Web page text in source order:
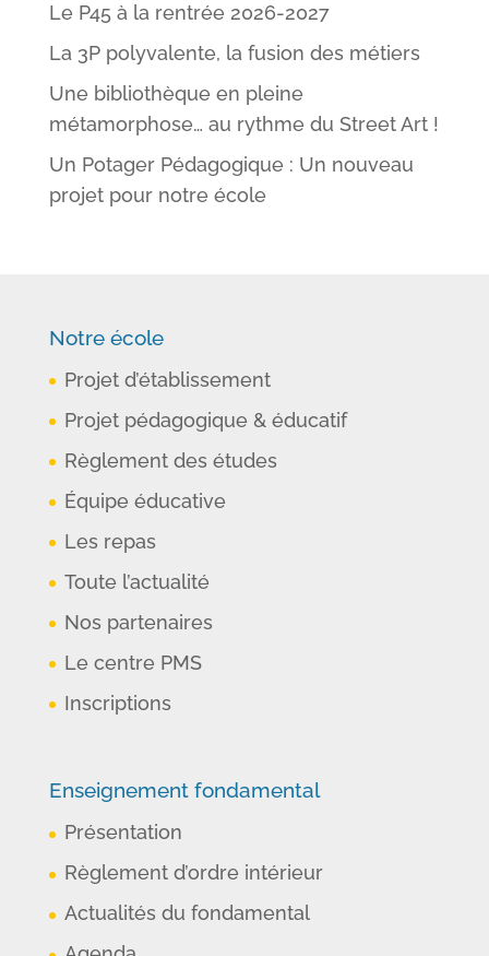
Le P45 à la rentrée 2026-2027
La 3P polyvalente, la fusion des métiers
Une bibliothèque en pleine
métamorphose… au rythme du Street Art !
Un Potager Pédagogique : Un nouveau
projet pour notre école
Notre école
Projet d’établissement
Projet pédagogique & éducatif
Règlement des études
Équipe éducative
Les repas
Toute l’actualité
Nos partenaires
Le centre PMS
Inscriptions
Enseignement fondamental
Présentation
Règlement d’ordre intérieur
Actualités du fondamental